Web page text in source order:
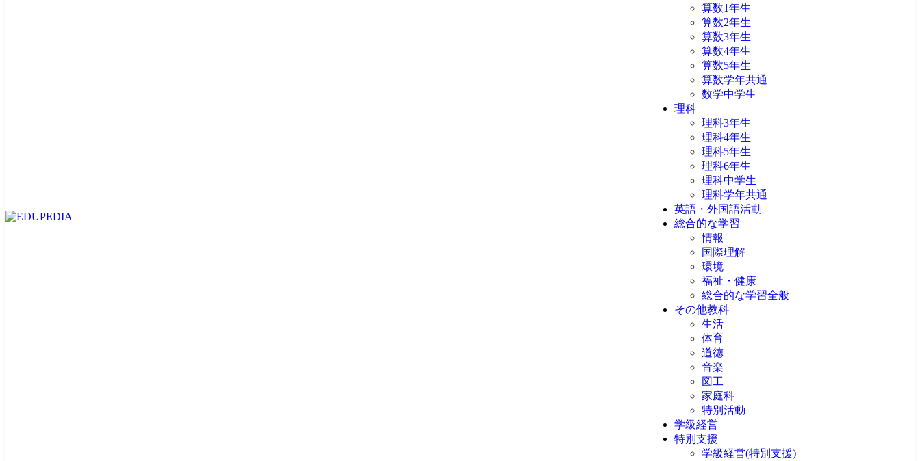
算数1年生
算数2年生
算数3年生
算数4年生
算数5年生
算数学年共通
数学中学生
理科
理科3年生
理科4年生
理科5年生
理科6年生
理科中学生
理科学年共通
英語・外国語活動
総合的な学習
情報
国際理解
環境
福祉・健康
総合的な学習全般
その他教科
生活
体育
道徳
音楽
図工
家庭科
特別活動
学級経営
特別支援
学級経営(特別支援)